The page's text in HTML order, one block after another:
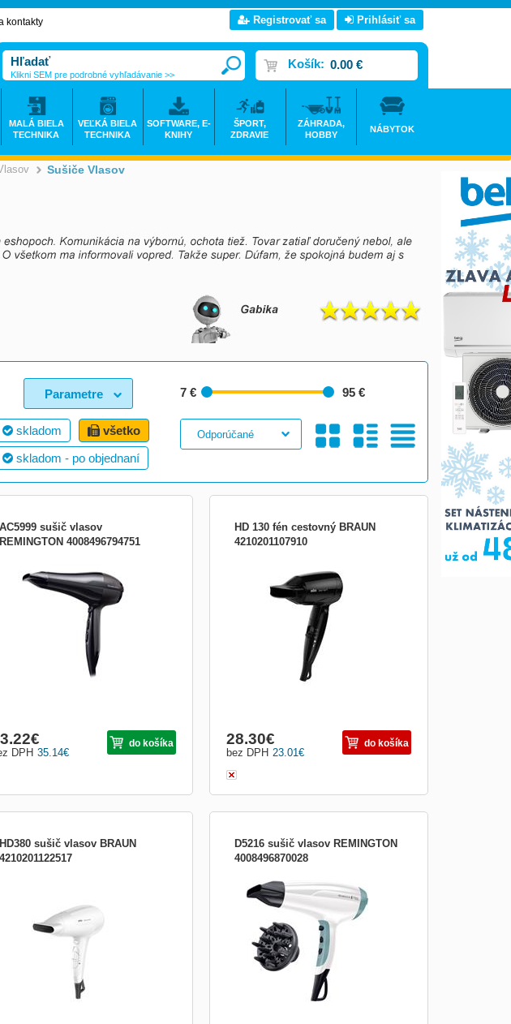
>
Sušiče Vlasov
7 € 95 €
skladom
všetko
skladom - po objednaní
Parametre
AC5999 sušič vlasov
REMINGTON 4008496794751
rýchlosti 130 km / h pre rýchle vysúšanie,
AC motor ako u profesionálnych sušičov,
generátor iónov - o 90% viac iónov pre
lesk bez krepatenia , 3 teploty / 2 rýchlosti,
naozajstná studená vlna k zafixovanie
35.14€
DPH
€ do košíka
HD 130 fén cestovný BRAUN
4210201107910
1200 W, skladacia rukoväť, 2 nastavenia
teploty a intenzity prúdenia vyduchu, Multi
voltage - prispôsobuje sa miestnej norme
23.01€
bez DPH
28.30€ do košíka
HD380 sušič vlasov BRAUN
4210201122517
nasávaniu vlasov, 3 stupne regulácie
teploty a 2 stupne prúdu vzduchu,
ochladzovací stupeň, úzká smerová
D5216 sušič vlasov REMINGTON
4008496870028
Výkonný sušič vlasov s 2300W a
generátorom iónov - 90% viac iónov pre
lesk bez krepatenia, 85 km / h - výkonný
prúd vzduchu pre rýchle vysúšanie, 3
teploty / 2 rýchlosti, studená vlna na
zafixovanie účesu, koncentrátor, difuzér,
odnímateľná, ľahko čistiac
kontakty
Registrovať sa Prihlásiť sa
Košík: 0.00 €
Klikni SEM pre podrobné vyhľadávanie >>
MALÁ BIELA
TECHNIKA
VEĽKÁ BIELA
TECHNIKA
SOFTWARE, E-
KNIHY
ŠPORT,
ZDRAVIE
ZÁHRADA,
HOBBY
NÁBYTOK